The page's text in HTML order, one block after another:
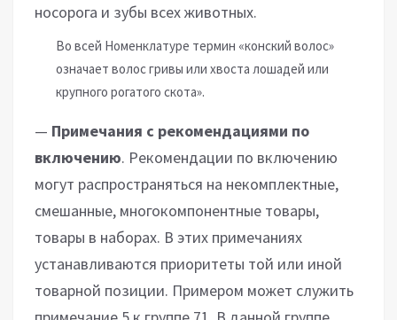
носорога и зубы всех животных.
Во всей Номенклатуре термин «конский волос»
означает волос гривы или хвоста лошадей или
крупного рогатого скота».
— Примечания с рекомендациями по
включению. Рекомендации по включению
могут распространяться на некомплектные,
смешанные, многокомпонентные товары,
товары в наборах. В этих примечаниях
устанавливаются приоритеты той или иной
товарной позиции. Примером может служить